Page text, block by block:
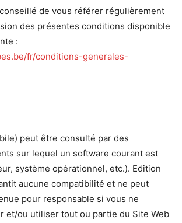
de vous référer régulièrement
des présentes conditions disponible
:
fr/conditions-generales-
peut être consulté par des
sur lequel un software courant est
système opérationnel, etc.). Edition
aucune compatibilité et ne peut
pour responsable si vous ne
et/ou utiliser tout ou partie du Site Web